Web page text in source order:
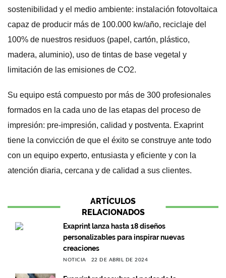
sostenibilidad y el medio ambiente: instalación fotovoltaica
capaz de producir más de 100.000 kw/año, reciclaje del
100% de nuestros residuos (papel, cartón, plástico,
madera, aluminio), uso de tintas de base vegetal y
limitación de las emisiones de CO2.
Su equipo está compuesto por más de 300 profesionales
formados en la cada uno de las etapas del proceso de
impresión: pre-impresión, calidad y postventa. Exaprint
tiene la convicción de que el éxito se construye ante todo
con un equipo experto, entusiasta y eficiente y con la
atención diaria, cercana y de calidad a sus clientes.
ARTÍCULOS
RELACIONADOS
Exaprint lanza hasta 18 diseños
personalizables para inspirar nuevas
creaciones
NOTICIA 22 DE ABRIL DE 2024